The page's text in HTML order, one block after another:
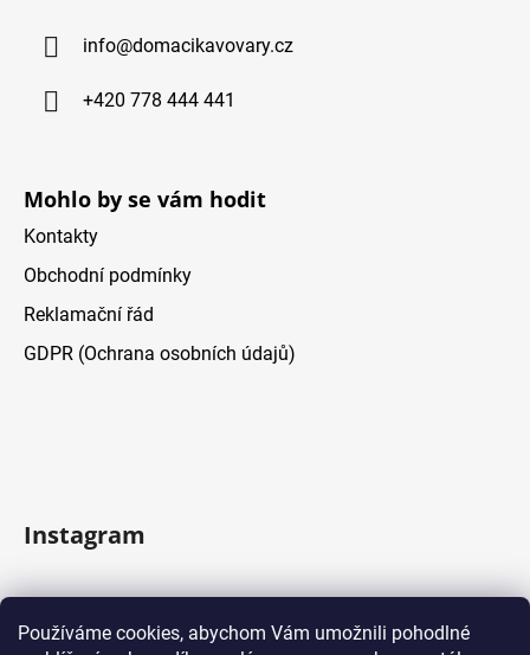
Používáme cookies, abychom Vám umožnili pohodlné
info@domacikavovary.cz
+420 778 444 441
Mohlo by se vám hodit
Kontakty
Obchodní podmínky
Reklamační řád
GDPR (Ochrana osobních údajů)
Instagram